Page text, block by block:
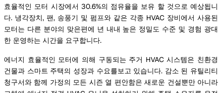
효율적인 모터 시장에서 30.6%의 점유율을 보유 할 것으로 예상됩니
다. 냉각장치, 팬, 송풍기 및 펌프와 같은 각종 HVAC 장비에서 사용된
모터는 다른 분야의 맞은편에 년 내내 높은 정밀도 수준 및 경험 광대
한 운영하는 시간을 요구합니다.
에너지 효율적인 모터에 의해 구동되는 주거 HVAC 시스템은 친환경
건물과 스마트 주택의 성장과 수요를보고 있습니다. 감소 된 유틸리티
청구서와 함께 가정의 모든 시즌 열 편안함은 새로운 건설뿐만 아니라